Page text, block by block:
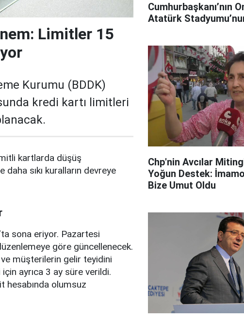
Limitler 15
Kurumu (BDDK)
kredi kartı limitleri
kartlarda düşüş
sıkı kuralların devreye
sona eriyor. Pazartesi
göre güncellenecek.
ve müşterilerin gelir teyidini
ayrıca 3 ay süre verildi.
hesabında olumsuz
Cumhurbaşkanı’nın
Atatürk
Chp'nin Avcılar
Yoğun Destek:
Bize Umut Oldu